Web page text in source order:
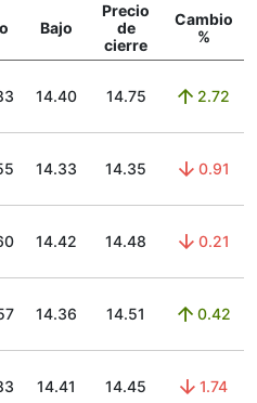
Bajo
Precio
de
cierre
Cambio
%
14.40 14.75 2.72
14.33 14.35 0.91
14.42 14.48 0.21
14.36 14.51 0.42
14.41 14.45 1.74